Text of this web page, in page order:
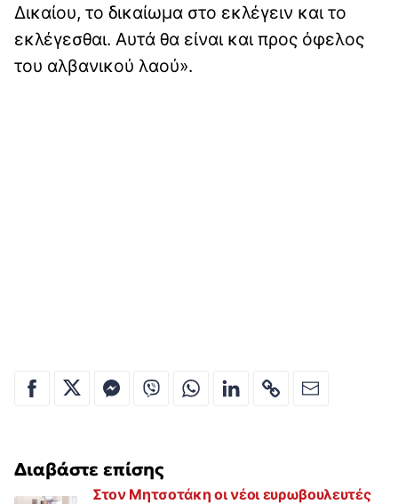
Δικαίου, το δικαίωμα στο εκλέγειν και το
εκλέγεσθαι. Αυτά θα είναι και προς όφελος
του αλβανικού λαού».
Διαβάστε επίσης
Στον Μητσοτάκη οι νέοι ευρωβουλευτές